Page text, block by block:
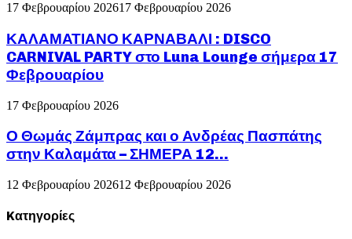
17 Φεβρουαρίου 202617 Φεβρουαρίου 2026
ΚΑΛΑΜΑΤΙΑΝΟ ΚΑΡΝΑΒΑΛΙ : DISCO
CARNIVAL PARTY στο Luna Lounge σήμερα 17
Φεβρουαρίου
17 Φεβρουαρίου 2026
Ο Θωμάς Ζάμπρας και ο Ανδρέας Πασπάτης
στην Καλαμάτα – ΣΗΜΕΡΑ 12...
12 Φεβρουαρίου 202612 Φεβρουαρίου 2026
Kατηγορίες